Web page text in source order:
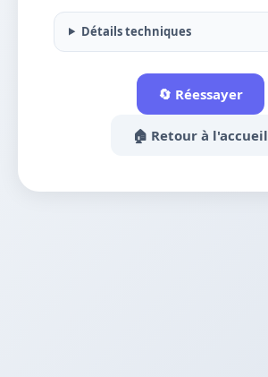
Détails techniques
🔄 Réessayer
🏠 Retour à l'accueil